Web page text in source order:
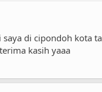
di cipondoh kota
kasih yaaa